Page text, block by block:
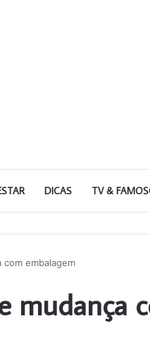
DICAS TV &
com embalagem
mudança